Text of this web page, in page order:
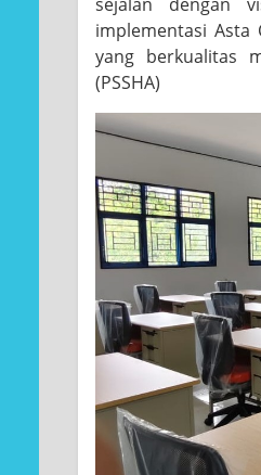
implementasi Asta
yang berkualitas
(PSSHA)